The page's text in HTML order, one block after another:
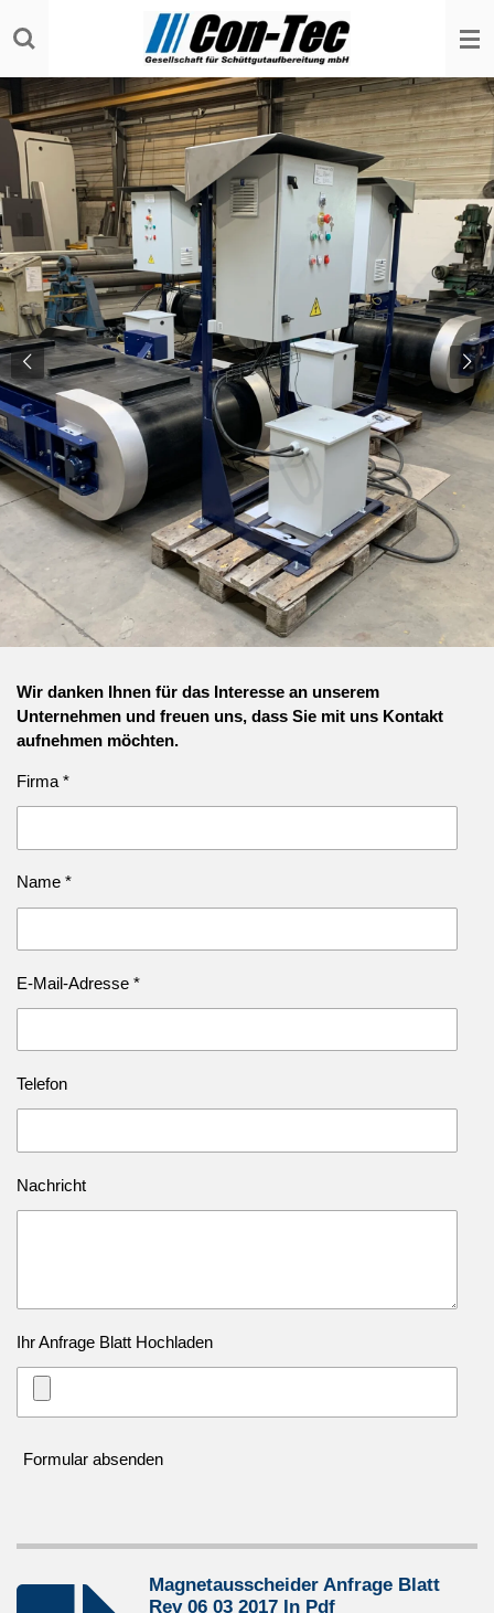
Hauptinhalt
Wir danken Ihnen für das Interesse an unserem
Unternehmen und freuen uns, dass Sie mit uns Kontakt
aufnehmen möchten.
Firma *
Name *
E-Mail-Adresse *
Telefon
Nachricht
Ihr Anfrage Blatt Hochladen
Formular absenden
Magnetausscheider Anfrage Blatt
Rev 06 03 2017 In Pdf